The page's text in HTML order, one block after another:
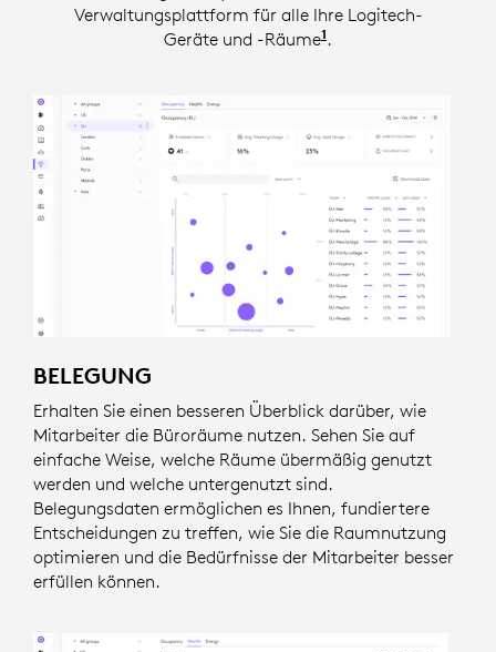
Verwaltungsplattform für alle Ihre Logitech-
Geräte und -Räume1 Für Insights ist
.
BELEGUNG
Erhalten Sie einen besseren Überblick darüber, wie
Mitarbeiter die Büroräume nutzen. Sehen Sie auf
einfache Weise, welche Räume übermäßig genutzt
werden und welche untergenutzt sind.
Belegungsdaten ermöglichen es Ihnen, fundiertere
Entscheidungen zu treffen, wie Sie die Raumnutzung
optimieren und die Bedürfnisse der Mitarbeiter besser
erfüllen können.